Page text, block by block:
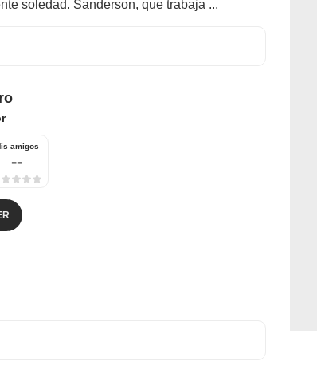
soledad. Sanderson, que trabaja ...
amigos
--